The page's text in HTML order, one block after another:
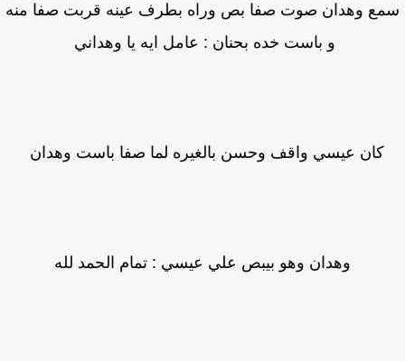
وهدان صوت صفا بص وراه بطرف عينه قربت صفا منه
و باست خده بحنان : عامل ايه يا وهداني
كان عيسي واقف وحسن بالغيره لما صفا باست وهدان
وهدان وهو بيبص علي عيسي : تمام الحمد لله